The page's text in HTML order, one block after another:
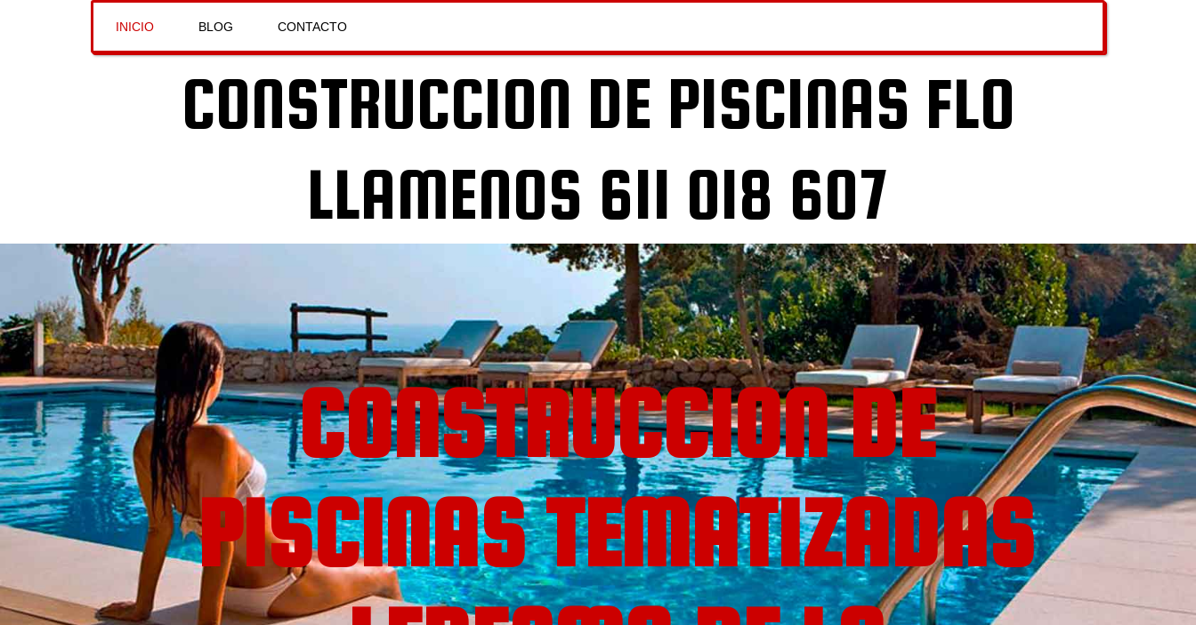
INICIO BLOG CONTACTO
CONSTRUCCION DE PISCINAS FLO
LLAMENOS 611 018 607
CONSTRUCCION DE
PISCINAS TEMATIZADAS